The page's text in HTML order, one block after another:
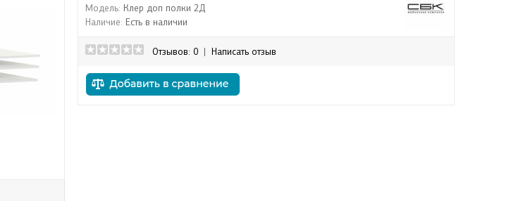
Модель: Клер доп полки 2Д
Наличие: Есть в наличии
Отзывов: 0 Написать отзыв